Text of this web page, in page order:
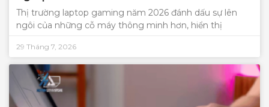
Thị trường laptop gaming năm 2026 đánh dấu sự lên
ngôi của những cỗ máy thông minh hơn, hiển thị
29 Tháng 7, 2026